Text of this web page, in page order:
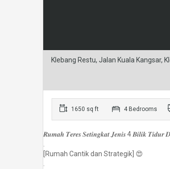
Klebang Restu, Jalan Kuala Kangsar,
1650 sq ft 4 Bedrooms
𝑹𝒖𝒎𝒂𝒉 𝑻𝒆𝒓𝒆𝒔 𝑺𝒆𝒕𝒊𝒏𝒈𝒌𝒂𝒕 𝑱𝒆𝒏𝒊𝒔 4 𝑩𝒊𝒍𝒊𝒌 𝑻𝒊𝒅𝒖𝒓
.
[Rumah Cantik dan Strategik] 😍
.